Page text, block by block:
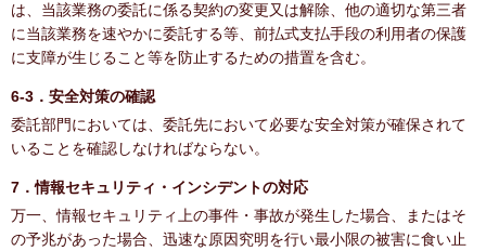
は、当該業務の委託に係る契約の変更又は解除、他の適切な第三者
に当該業務を速やかに委託する等、前払式支払手段の利用者の保護
に支障が生じること等を防止するための措置を含む。
6-3．安全対策の確認
委託部門においては、委託先において必要な安全対策が確保されて
いることを確認しなければならない。
7．情報セキュリティ・インシデントの対応
万一、情報セキュリティ上の事件・事故が発生した場合、またはそ
の予兆があった場合、迅速な原因究明を行い最小限の被害に食い止